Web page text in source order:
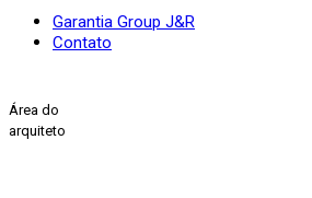
Garantia Group J&R
Contato
Área do
arquiteto